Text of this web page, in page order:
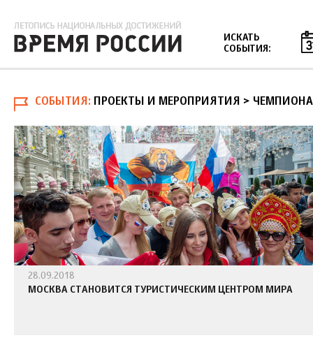
ИСКАТЬ
СОБЫТИЯ:
СОБЫТИЯ ПРОЕКТЫ И МЕРОПРИЯТИЯ >
28.09.2018
МОСКВА СТАНОВИТСЯ ТУРИСТИЧЕСКИМ ЦЕНТРОМ МИРА